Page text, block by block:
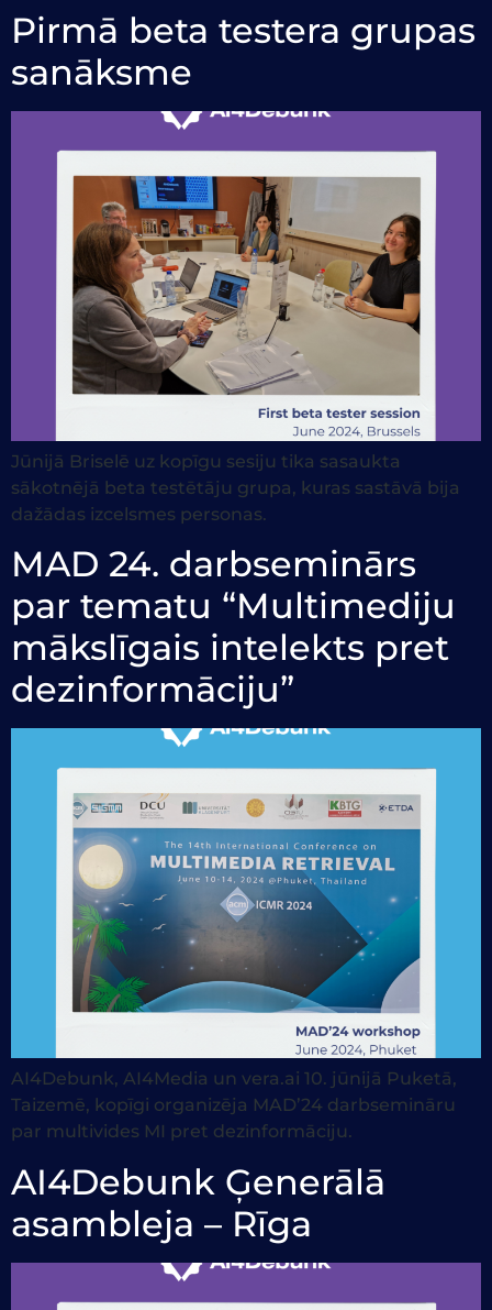
Pirmā beta testera grupas
sanāksme
Jūnijā Briselē uz kopīgu sesiju tika sasaukta
sākotnējā beta testētāju grupa, kuras sastāvā bija
dažādas izcelsmes personas.
MAD 24. darbseminārs
par tematu “Multimediju
mākslīgais intelekts pret
dezinformāciju”
AI4Debunk, AI4Media un vera.ai 10. jūnijā Puketā,
Taizemē, kopīgi organizēja MAD’24 darbsemināru
par multivides MI pret dezinformāciju.
AI4Debunk Ģenerālā
asambleja – Rīga